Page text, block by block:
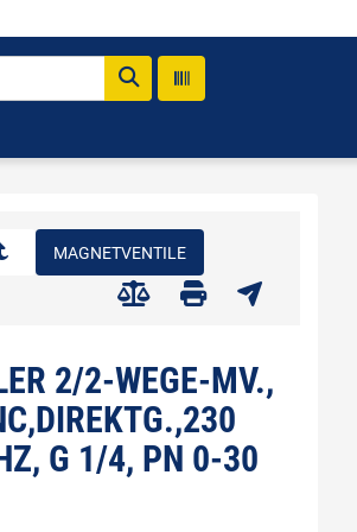
MAGNETVENTILE
2/2-WEGE-MV.,
G 1/4, PN 0-30